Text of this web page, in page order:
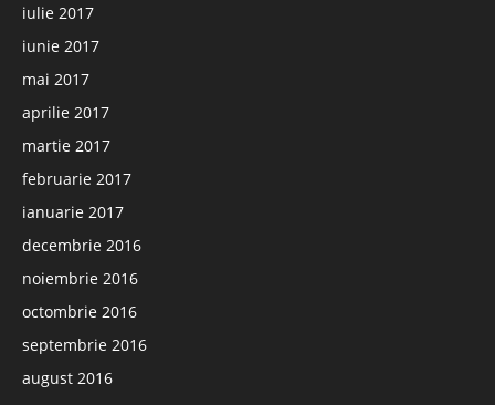
iulie 2017
iunie 2017
mai 2017
aprilie 2017
martie 2017
februarie 2017
ianuarie 2017
decembrie 2016
noiembrie 2016
octombrie 2016
septembrie 2016
august 2016